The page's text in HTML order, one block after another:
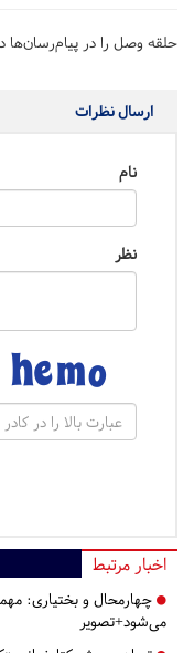
حلقه وصل را در پیام‌رسان‌ها
ارسال نظرات
نام
نظر
اخبار مرتبط
چهارمحال و بختیاری:
می‌شود+تصویر